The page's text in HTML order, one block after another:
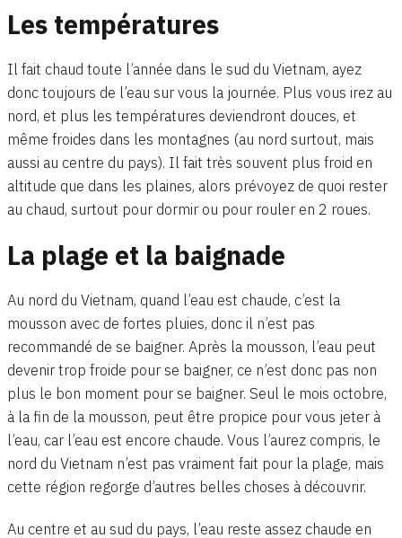
Les températures
Il fait chaud toute l’année dans le sud du Vietnam, ayez
donc toujours de l’eau sur vous la journée. Plus vous irez au
nord, et plus les températures deviendront douces, et
même froides dans les montagnes (au nord surtout, mais
aussi au centre du pays). Il fait très souvent plus froid en
altitude que dans les plaines, alors prévoyez de quoi rester
au chaud, surtout pour dormir ou pour rouler en 2 roues.
La plage et la baignade
Au nord du Vietnam, quand l’eau est chaude, c’est la
mousson avec de fortes pluies, donc il n’est pas
recommandé de se baigner. Après la mousson, l’eau peut
devenir trop froide pour se baigner, ce n’est donc pas non
plus le bon moment pour se baigner. Seul le mois octobre,
à la fin de la mousson, peut être propice pour vous jeter à
l’eau, car l’eau est encore chaude. Vous l’aurez compris, le
nord du Vietnam n’est pas vraiment fait pour la plage, mais
cette région regorge d’autres belles choses à découvrir.
Au centre et au sud du pays, l’eau reste assez chaude en